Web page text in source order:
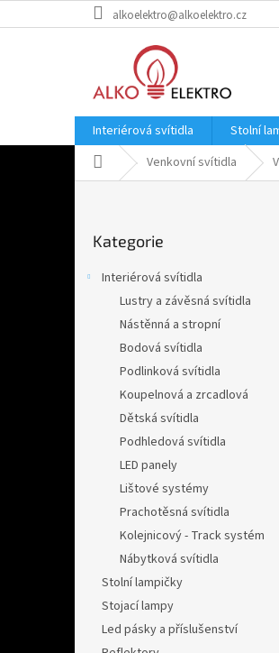
na
alkoelektro@alkoelektro.cz
Interiérová svítidla Stolní
Domů Venkovní svítidla
kategorie
Kategorie
Interiérová svítidla
Lustry a závěsná svítidla
Nástěnná a stropní
Bodová svítidla
Podlinková svítidla
Koupelnová a zrcadlová
Dětská svítidla
Podhledová svítidla
LED panely
Lištové systémy
Prachotěsná svítidla
Kolejnicový - Track systém
Nábytková svítidla
Stolní lampičky
Stojací lampy
Led pásky a příslušenství